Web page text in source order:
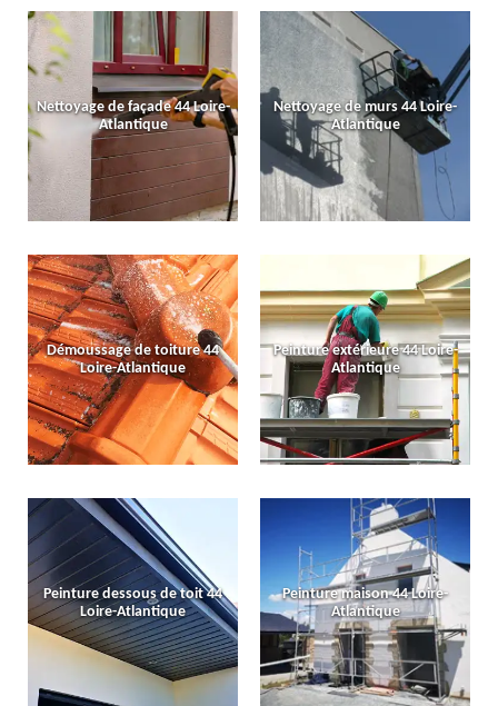
Nettoyage de façade 44 Loire-
Atlantique
Nettoyage de murs 44 Loire-
Atlantique
Démoussage de toiture 44
Loire-Atlantique
Peinture extérieure 44 Loire-
Atlantique
Peinture dessous de toit 44
Loire-Atlantique
Peinture maison 44 Loire-
Atlantique